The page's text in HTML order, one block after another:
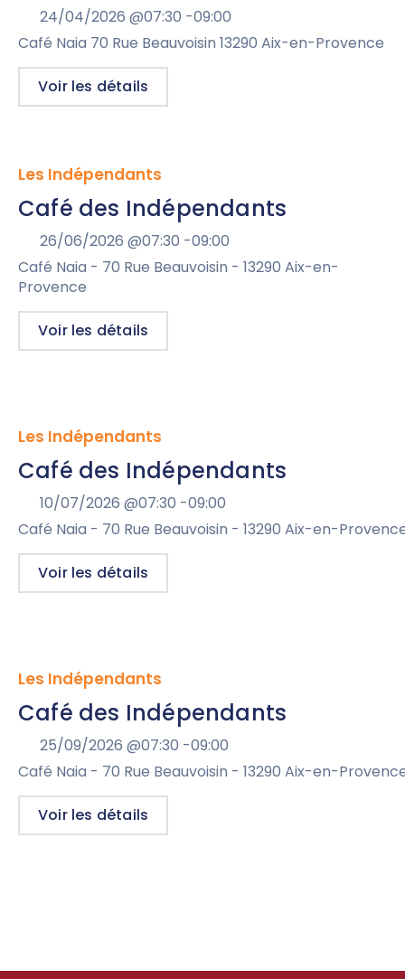
24/04/2026 @07:30 -09:00
Café Naia 70 Rue Beauvoisin 13290 Aix-en-Provence
Voir les détails
Les Indépendants
Café des Indépendants
26/06/2026 @07:30 -09:00
Café Naia - 70 Rue Beauvoisin - 13290 Aix-en-
Provence
Voir les détails
Les Indépendants
Café des Indépendants
10/07/2026 @07:30 -09:00
Café Naia - 70 Rue Beauvoisin - 13290 Aix-en-
Voir les détails
Les Indépendants
Café des Indépendants
25/09/2026 @07:30 -09:00
Café Naia - 70 Rue Beauvoisin - 13290 Aix-en-
Voir les détails